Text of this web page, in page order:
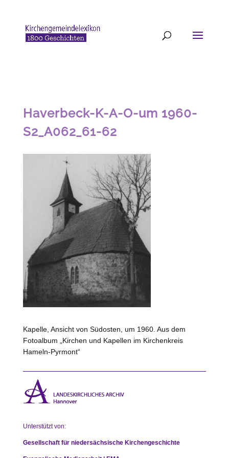
Haverbeck-K-A-O-um 1960-
S2_A062_61-62
Kapelle, Ansicht von Südosten, um 1960. Aus dem
Fotoalbum „Kirchen und Kapellen im Kirchenkreis
Hameln-Pyrmont“
Unterstützt von:
Gesellschaft für niedersächsische Kirchengeschichte